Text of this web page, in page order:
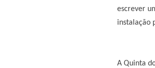
escrever
instalação
A Quinta